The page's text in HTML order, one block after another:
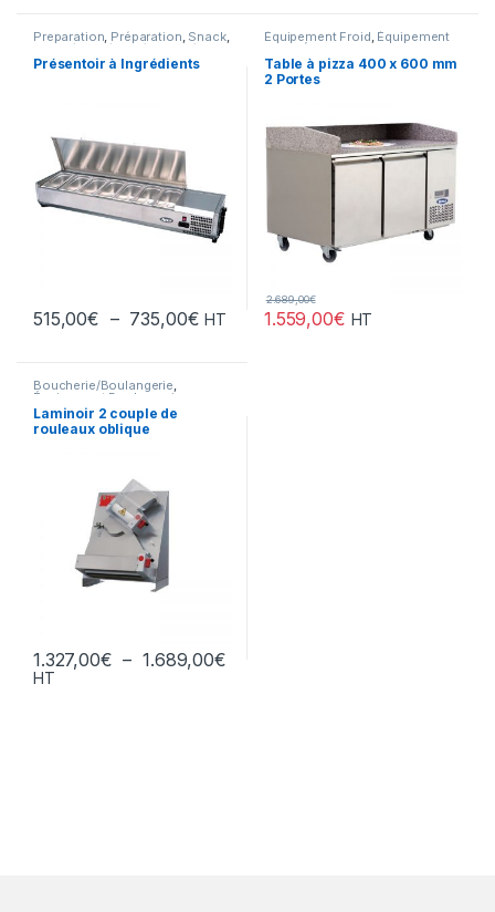
Preparation Préparation Snack,
Snack/Pizza/Sucrée Sucrée
Présentoir à Ingrédients
515,00€ – 735,00€Plage de prix : 515,00€ à 735,00€
HT
Équipement Froid Équipement
Froid Équipement Froid
Snack ,Snack/Pizza/Sucrée ,
Sucrée
Table à pizza 400 x 600 mm
2 Portes
1.559,00€
2.689,00€
HT
Boucherie/Boulangerie,
Équipement Boulangerie
Gamme Premium,Gamme
Premium, Pizza,Préparation
Snack/Pizza/Sucrée
Laminoir 2 couple de
rouleaux oblique
1.327,00€ – 1.689,00€Plage de prix : 1.327,00€ à
HT
Ce produit a plusieurs variations. Les options peuvent être